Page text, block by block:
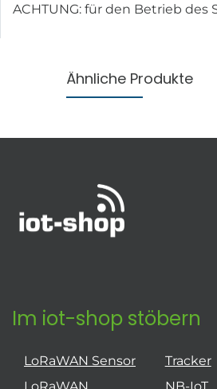
ACHTUNG: für den Betrieb
Ähnliche Produkte
Im iot-shop stöbern
LoRaWAN Sensor
Tracker